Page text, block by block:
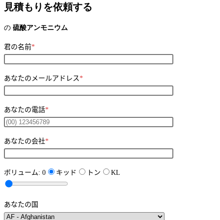
見積もりを依頼する
の 硫酸アンモニウム
君の名前*
あなたのメールアドレス*
あなたの電話*
あなたの会社*
ボリューム: 0 キッド トン KL
あなたの国